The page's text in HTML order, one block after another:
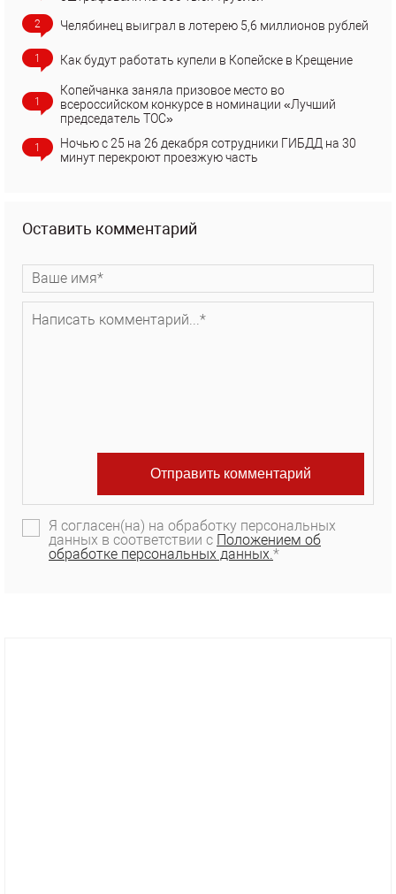
2 Челябинец выиграл в лотерею 5,6 миллионов рублей
1 Как будут работать купели в Копейске в Крещение
1
Копейчанка заняла призовое место во
всероссийском конкурсе в номинации «Лучший
председатель ТОС»
1
Ночью с 25 на 26 декабря сотрудники ГИБДД на 30
минут перекроют проезжую часть
Оставить комментарий
Я согласен(на) на обработку персональных
данных в соответствии с Положением об
обработке персональных данных.*